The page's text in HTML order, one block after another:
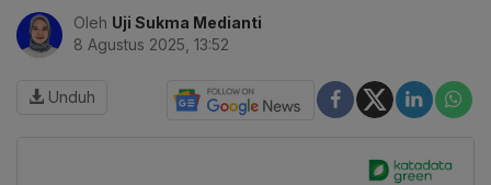
Oleh Uji Sukma Medianti
8 Agustus 2025, 13:52
Unduh